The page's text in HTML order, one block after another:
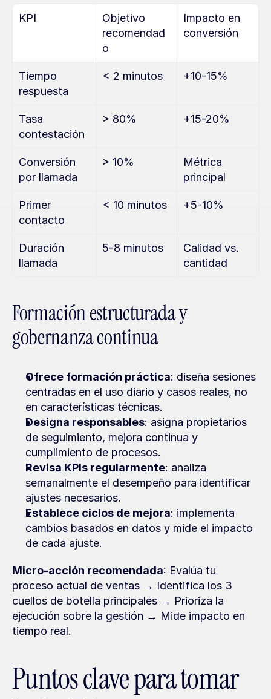
KPI
Objetivo
recomendad
o
Impacto en
conversión
Tiempo
respuesta
< 2 minutos +10-15%
Tasa
contestación
> 80% +15-20%
Conversión
por llamada
> 10%
Métrica
principal
Primer
contacto
< 10 minutos +5-10%
Duración
llamada
5-8 minutos
Calidad vs.
cantidad
Formación estructurada y
gobernanza continua
Ofrece formación práctica: diseña sesiones
centradas en el uso diario y casos reales, no
en características técnicas.
Designa responsables: asigna propietarios
de seguimiento, mejora continua y
cumplimiento de procesos.
Revisa KPIs regularmente: analiza
semanalmente el desempeño para identificar
ajustes necesarios.
Establece ciclos de mejora: implementa
cambios basados en datos y mide el impacto
de cada ajuste.
Micro-acción recomendada: Evalúa tu
proceso actual de ventas → Identifica los 3
cuellos de botella principales → Prioriza la
ejecución sobre la gestión → Mide impacto en
tiempo real.
Puntos clave para tomar